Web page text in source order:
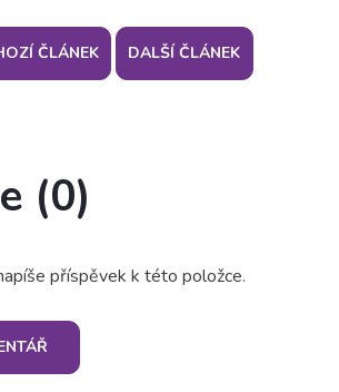
ČLÁNEK DALŠÍ ČLÁNEK
(0)
příspěvek k této položce.